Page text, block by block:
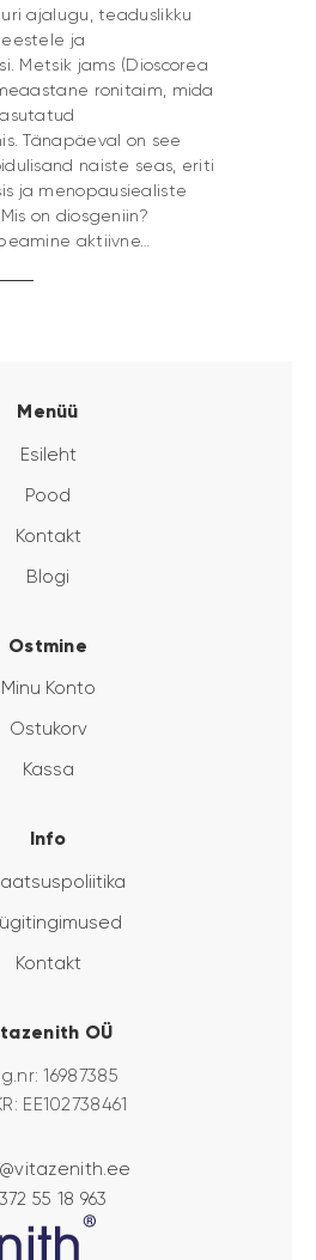
ajalugu, teaduslikku
ja
Metsik jams (Dioscorea
ronitaim, mida
Tänapäeval on see
naiste seas, eriti
ja menopausiealiste
on diosgeniin?
aktiivne…
Menüü
Esileht
Pood
Kontakt
Blogi
Ostmine
Minu Konto
Ostukorv
Kassa
Info
Kontakt
OÜ
16987385
EE102738461
55 18 963